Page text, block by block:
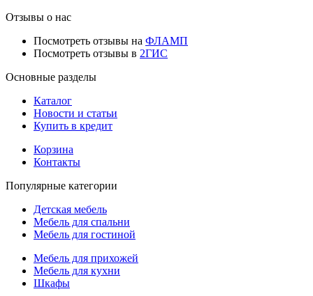
Отзывы о нас
Посмотреть отзывы на ФЛАМП
Посмотреть отзывы в 2ГИС
Основные разделы
Каталог
Новости и статьи
Купить в кредит
Корзина
Контакты
Популярные категории
Детская мебель
Мебель для спальни
Мебель для гостиной
Мебель для прихожей
Мебель для кухни
Шкафы